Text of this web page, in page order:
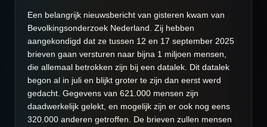
Een belangrijk nieuwsbericht van gisteren kwam van
Bevolkingsonderzoek Nederland. Zij hebben
aangekondigd dat ze tussen 12 en 17 september 2025
brieven gaan versturen naar bijna 1 miljoen mensen,
die allemaal betrokken zijn bij een datalek. Dit datalek
begon al in juli en blijkt groter te zijn dan eerst werd
gedacht. Gegevens van 621.000 mensen zijn
daadwerkelijk gelekt, en mogelijk zijn er ook nog eens
320.000 anderen getroffen. De brieven zullen mensen